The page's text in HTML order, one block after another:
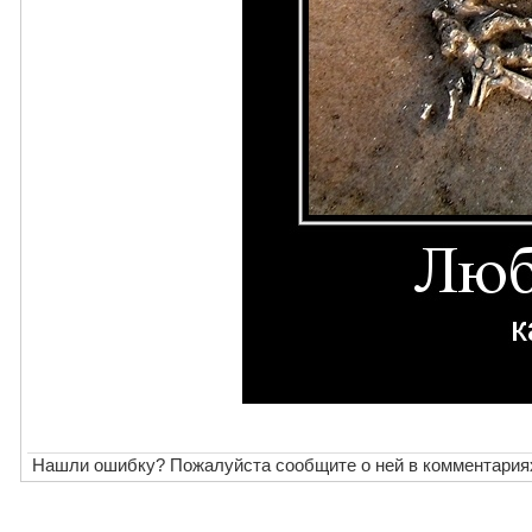
Нашли ошибку? Пожалуйста сообщите о ней в